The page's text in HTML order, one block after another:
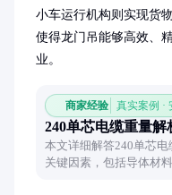
小车运行机构则实现货
使得龙门吊能够高效、
业。
商家经验 真实案例 ·
240单芯电缆重量解
本文详细解答240单芯
关键因素，包括导体材